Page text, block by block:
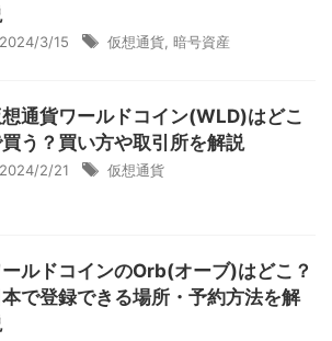
2024/3/15 仮想通貨 暗号資産
通貨ワールドコイン(WLD)はどこ
う？買い方や取引所を解説
2024/2/21 仮想通貨
ールドコインのOrb(オーブ)はどこ？
本で登録できる場所・予約方法を解